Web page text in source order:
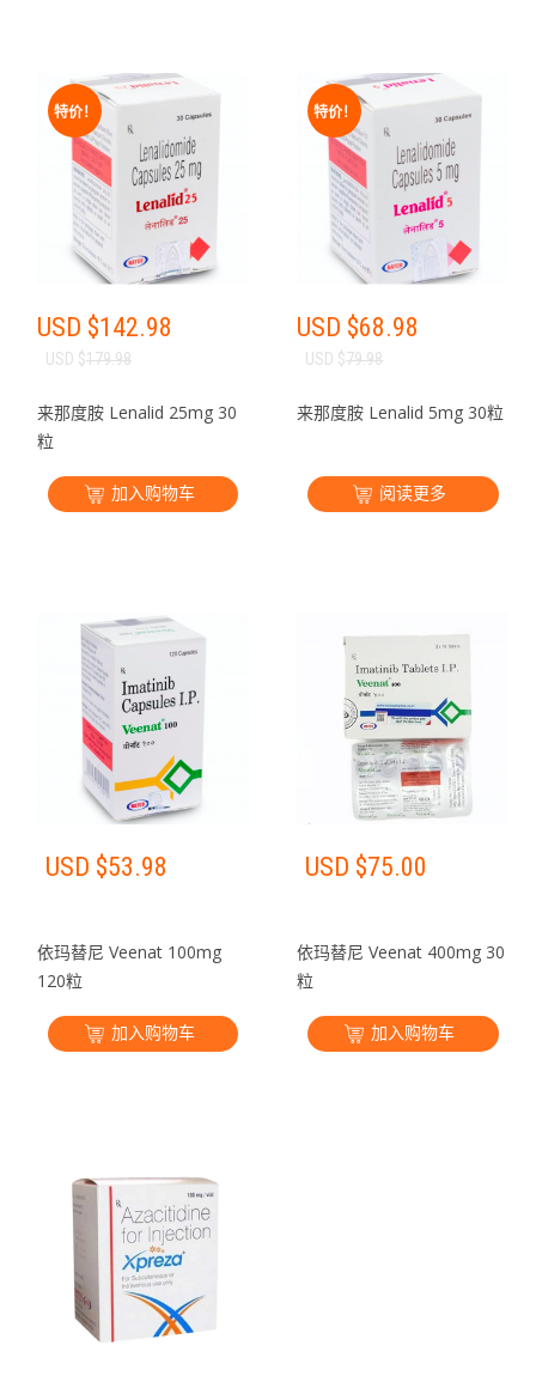
特价！
USD $142.98
USD $179.98
来那度胺 Lenalid 25mg 30
粒
加入购物车
特价！
USD $68.98
USD $79.98
来那度胺 Lenalid 5mg 30粒
阅读更多
USD $53.98
依玛替尼 Veenat 100mg
120粒
加入购物车
USD $75.00
依玛替尼 Veenat 400mg 30
粒
加入购物车